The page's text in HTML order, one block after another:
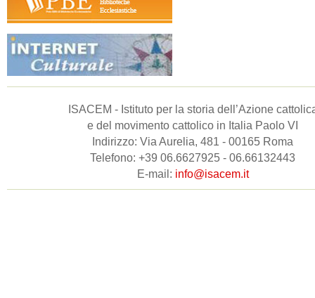
ISACEM - Istituto per la storia dell’Azione
e del movimento cattolico in Italia Paolo VI
Indirizzo: Via Aurelia, 481 - 00165 Roma
Telefono: +39 06.6627925 - 06.66132443
E-mail: info@isacem.it